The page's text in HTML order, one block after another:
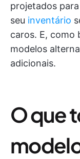
projetados
seu inventário
caros. E, como
modelos
adicionais.
O que